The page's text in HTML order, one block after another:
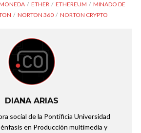
ETHER ETHEREUM
MINADO DE
NORTON 360 NORTON CRYPTO
DIANA ARIAS
social de la Pontificia Universidad
en Producción multimedia y